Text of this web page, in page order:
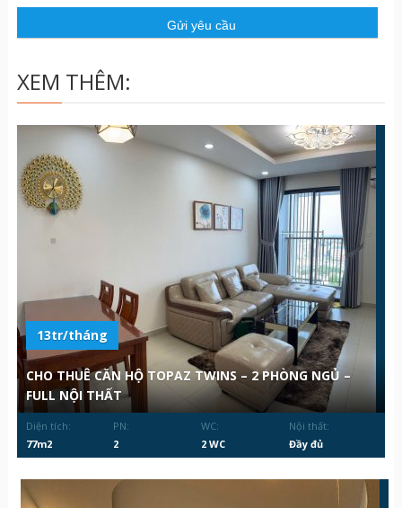
ầ
XEM THÊM:
13tr/tháng
CHO THUÊ CĂN HỘ TOPAZ TWINS – 2 PHÒNG NGỦ –
FULL NỘI THẤT
Diện tích:
77m2
PN:
2
WC:
2 WC
Nội thất:
Đầy đủ